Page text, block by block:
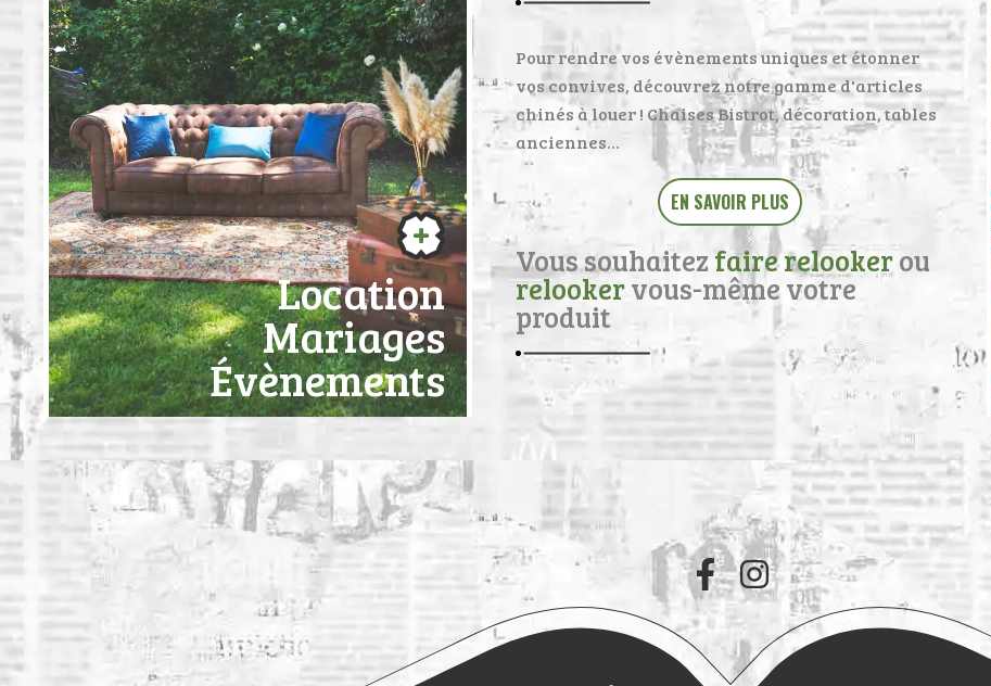
Location
Mariages
Évènements
Pour rendre vos évènements uniques et étonner
vos convives, découvrez notre gamme d'articles
chinés à louer ! Chaises Bistrot, décoration, tables
anciennes…
EN SAVOIR PLUS
Vous souhaitez faire relookerou
relookervous-même votre
produit